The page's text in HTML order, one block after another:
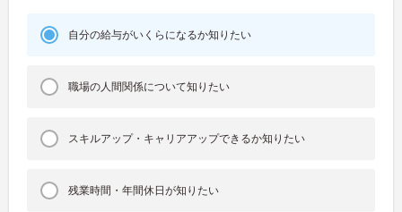
自分の給与がいくらになるか知りたい
職場の人間関係について知りたい
スキルアップ・キャリアアップできるか知りたい
残業時間・年間休日が知りたい